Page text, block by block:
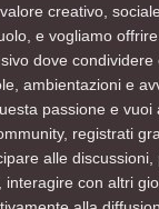
creativo,
e vogliamo
dove condividere
ambientazioni e
passione e vuoi
registrati
alle discussioni,
interagire con altri